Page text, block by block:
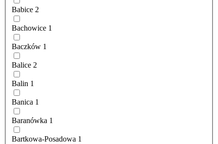
Babice 2
Bachowice 1
Baczków 1
Balice 2
Balin 1
Banica 1
Baranówka 1
Bartkowa-Posadowa 1